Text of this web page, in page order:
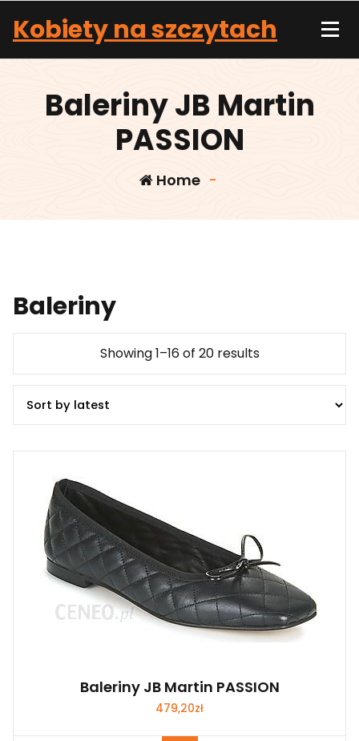
content
Kobiety na szczytach
Baleriny JB Martin
PASSION
Home -
Baleriny
Showing 1–16 of 20 results
Baleriny JB Martin PASSION
479,20zł